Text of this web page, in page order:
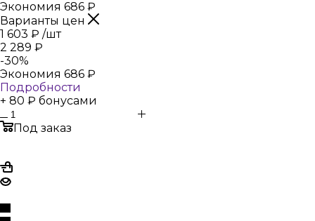
Экономия 686 ₽
Варианты цен
1 603 ₽ /шт
2 289 ₽
-30%
Экономия 686 ₽
Подробности
+ 80 ₽ бонусами
Под заказ